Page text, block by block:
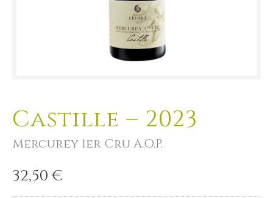
Castille – 2023
Mercurey 1er Cru A.O.P.
32,50€